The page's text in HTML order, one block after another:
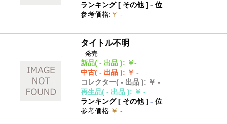
ランキング [ その他]- 位
参考価格: ￥ -
タイトル不明
- 発売
新品( - 出品 ): ￥-
中古( - 出品 ): ￥ -
コレクター( - 出品 ): ￥ -
再生品( - 出品 ): ￥ -
ランキング [ その他]- 位
参考価格: ￥ -